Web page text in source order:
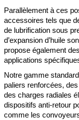
Parallèlement à ces
accessoires tels que
de lubrification sous
d’expansion d’huile
propose également
applications
Notre gamme
paliers renforcées,
des charges radiales
dispositifs anti-retour
comme les